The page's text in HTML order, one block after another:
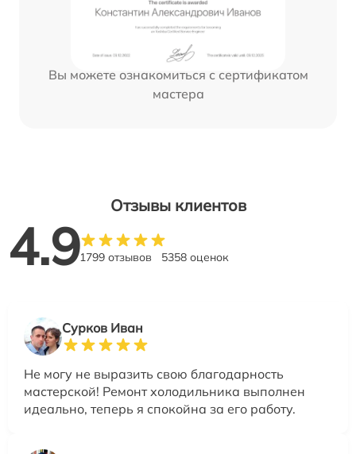
Вы можете ознакомиться с сертификатом
мастера
Отзывы клиентов
4.91799 отзывов 5358 оценок
Сурков Иван
Не могу не выразить свою благодарность
мастерской! Ремонт холодильника выполнен
идеально, теперь я спокойна за его работу.